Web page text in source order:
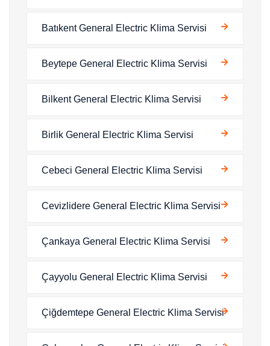
Batıkent General Electric Klima Servisi
Beytepe General Electric Klima Servisi
Bilkent General Electric Klima Servisi
Birlik General Electric Klima Servisi
Cebeci General Electric Klima Servisi
Cevizlidere General Electric Klima Servisi
Çankaya General Electric Klima Servisi
Çayyolu General Electric Klima Servisi
Çiğdemtepe General Electric Klima Servisi